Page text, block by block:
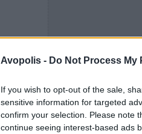
Avopolis - Do Not Process
If you wish to opt-out of the sale,
sensitive information for targeted
confirm your selection. Please note
continue seeing interest-based ads